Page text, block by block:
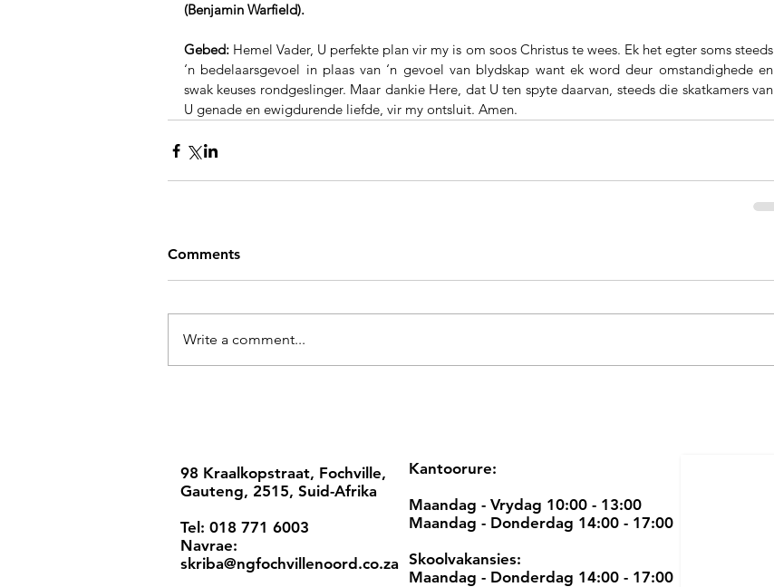
(Benjamin Warfield).
Gebed: Hemel Vader, U perfekte plan vir my is om soos Christus te wees. Ek het egter soms steeds
‘n bedelaarsgevoel in plaas van ‘n gevoel van blydskap want ek word deur omstandighede en
swak keuses rondgeslinger. Maar dankie Here, dat U ten spyte daarvan, steeds die skatkamers van
U genade en ewigdurende liefde, vir my ontsluit. Amen.
Comments
Write a comment...
98 Kraalkopstraat, Fochville,
Gauteng, 2515, Suid-Afrika
Tel: 018 771 6003
Navrae:
skriba@ngfochvillenoord.co.za
Kantoorure:
Maandag - Vrydag 10:00 - 13:00
Maandag - Donderdag 14:00 - 17:00
Skoolvakansies:
Maandag - Donderdag 14:00 - 17:00